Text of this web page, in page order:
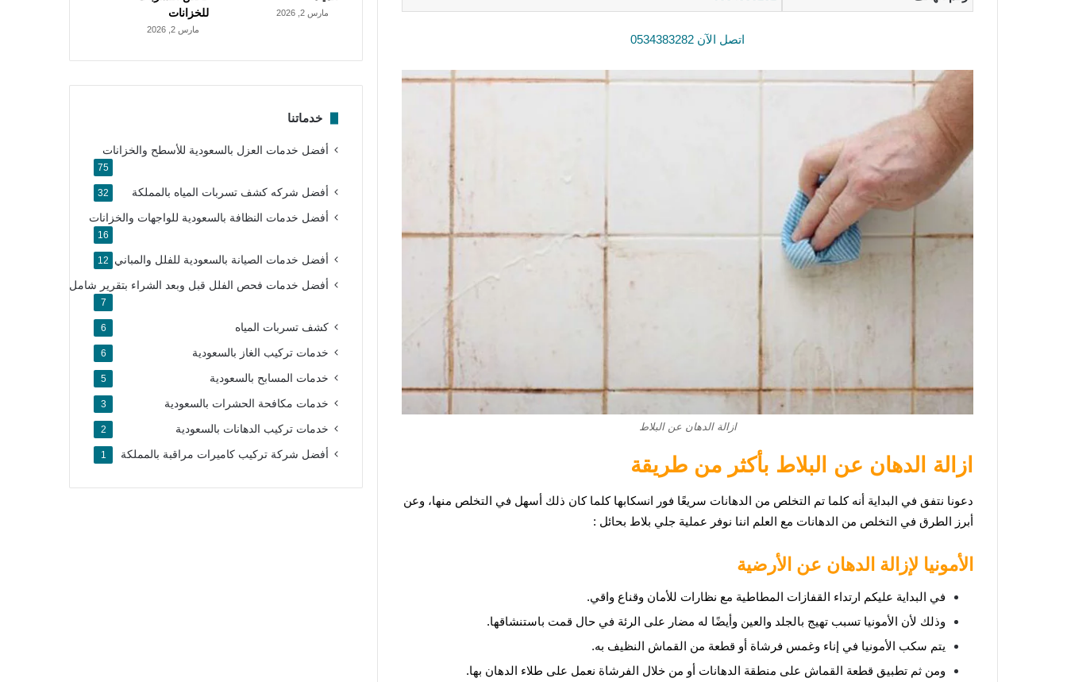
اتصل الآن 0534383282
ازالة الدهان عن البلاط
ازالة الدهان عن البلاط بأكثر من طريقة
دعونا نتفق في البداية أنه كلما تم التخلص من الدهانات سريعًا فور انسكابها كلما كان ذلك أسهل في التخلص منها، وعن
أبرز الطرق في التخلص من الدهانات مع العلم اننا نوفر عملية جلي بلاط بحائل :
الأمونيا لإزالة الدهان عن الأرضية
في البداية عليكم ارتداء القفازات المطاطية مع نظارات للأمان وقناع واقي.
وذلك لأن الأمونيا تسبب تهيج بالجلد والعين وأيضًا له مضار على الرئة في حال قمت باستنشاقها.
يتم سكب الأمونيا في إناء وغمس فرشاة أو قطعة من القماش النظيف به.
ومن ثم تطبيق قطعة القماش على منطقة الدهانات أو من خلال الفرشاة نعمل على طلاء الدهان بها.
مارس 2, 2026
للخزانات
مارس 2, 2026
خدماتنا
أفضل خدمات العزل بالسعودية للأسطح والخزانات
75
أفضل شركه كشف تسربات المياه بالمملكة 32
أفضل خدمات النظافة بالسعودية للواجهات والخزانات
16
أفضل خدمات الصيانة بالسعودية للفلل والمباني 12
أفضل خدمات فحص الفلل قبل وبعد الشراء بتقرير شامل
7
كشف تسربات المياه 6
خدمات تركيب الغاز بالسعودية 6
خدمات المسابح بالسعودية 5
خدمات مكافحة الحشرات بالسعودية 3
خدمات تركيب الدهانات بالسعودية 2
أفضل شركة تركيب كاميرات مراقبة بالمملكة​ 1